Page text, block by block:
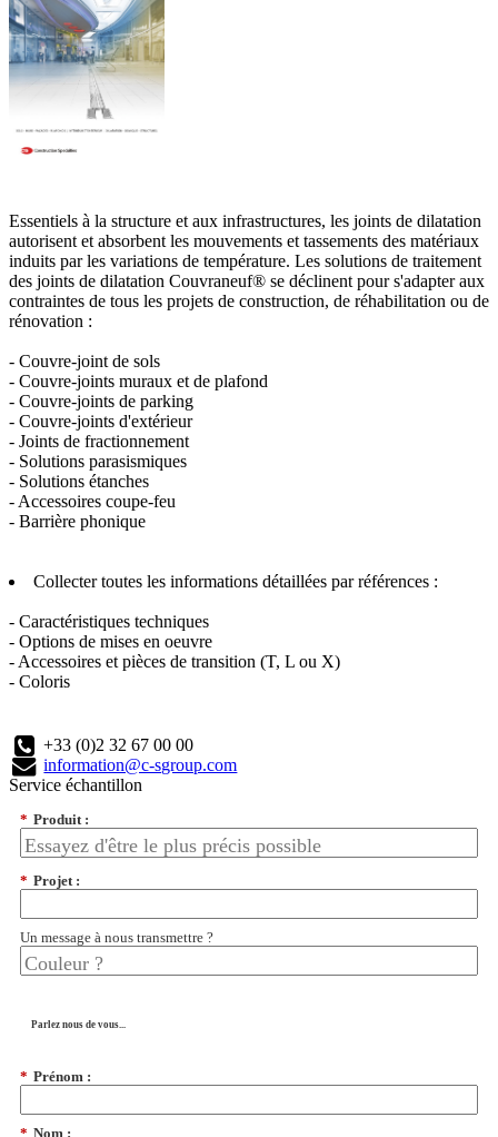
Essentiels à la structure et aux infrastructures, les joints de dilatation
autorisent et absorbent les mouvements et tassements des matériaux
induits par les variations de température. Les solutions de traitement
des joints de dilatation Couvraneuf® se déclinent pour s'adapter aux
contraintes de tous les projets de construction, de réhabilitation ou de
rénovation :
- Couvre-joint de sols
- Couvre-joints muraux et de plafond
- Couvre-joints de parking
- Couvre-joints d'extérieur
- Joints de fractionnement
- Solutions parasismiques
- Solutions étanches
- Accessoires coupe-feu
- Barrière phonique
Collecter toutes les informations détaillées par références :
- Caractéristiques techniques
- Options de mises en oeuvre
- Accessoires et pièces de transition (T, L ou X)
- Coloris
+33 (0)2 32 67 00 00
information@c-sgroup.com
Service échantillon
* Produit :
* Projet :
Un message à nous transmettre ?
Parlez nous de vous...
* Prénom :
* Nom :